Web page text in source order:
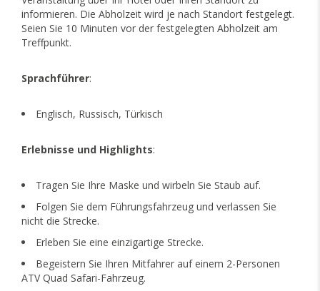
informieren. Die Abholzeit wird je nach Standort festgelegt.
Seien Sie 10 Minuten vor der festgelegten Abholzeit am
Treffpunkt.
Sprachführer:
Englisch, Russisch, Türkisch
Erlebnisse und Highlights:
Tragen Sie Ihre Maske und wirbeln Sie Staub auf.
Folgen Sie dem Führungsfahrzeug und verlassen Sie
nicht die Strecke.
Erleben Sie eine einzigartige Strecke.
Begeistern Sie Ihren Mitfahrer auf einem 2-Personen
ATV Quad Safari-Fahrzeug.